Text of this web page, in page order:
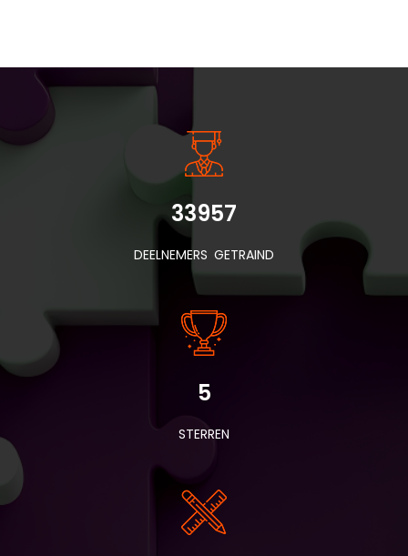
INSIDE INFORMATIE
33957
DEELNEMERS GETRAIND
5
STERREN